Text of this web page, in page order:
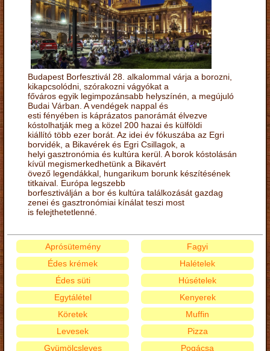
Budapest Borfesztivál 28. alkalommal várja a borozni,
kikapcsolódni, szórakozni vágyókat a
főváros egyik legimpozánsabb helyszínén, a megújuló
Budai Várban. A vendégek nappal és
esti fényében is káprázatos panorámát élvezve
kóstolhatják meg a közel 200 hazai és külföldi
kiállító több ezer borát. Az idei év fókuszába az Egri
borvidék, a Bikavérek és Egri Csillagok, a
helyi gasztronómia és kultúra kerül. A borok kóstolásán
kívül megismerkedhetünk a Bikavért
övező legendákkal, hungarikum borunk készítésének
titkaival. Európa legszebb
borfesztiválján a bor és kultúra találkozását gazdag
zenei és gasztronómiai kínálat teszi most
is felejthetetlenné.
Aprósütemény
Édes krémek
Édes süti
Egytálétel
Fagyi
Halételek
Húsételek
Kenyerek
Köretek
Levesek
Gyümölcsleves
Muffin
Pizza
Pogácsa